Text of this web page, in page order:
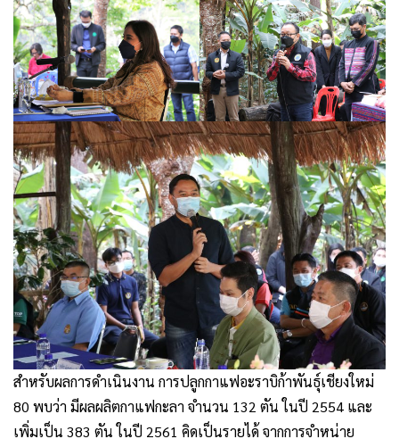
สำหรับผลการดำเนินงาน การปลูกกาแฟอะราบิก้าพันธุ์เชียงใหม่
80 พบว่า มีผลผลิตกาแฟกะลา จำนวน 132 ตัน ในปี 2554 และ
เพิ่มเป็น 383 ตัน ในปี 2561 คิดเป็นรายได้ จากการจำหน่าย